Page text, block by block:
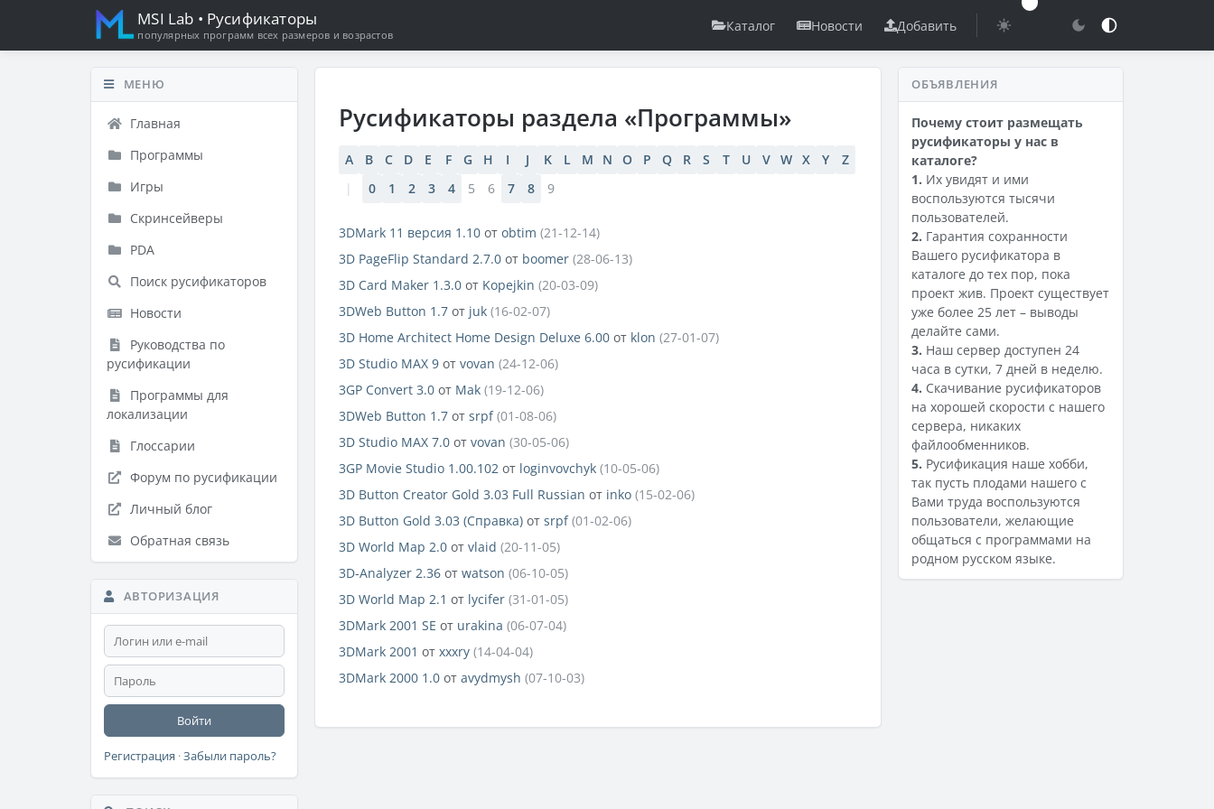
MSI Lab • Русификаторы
популярных программ всех размеров и возрастов
Каталог Новости Добавить
МЕНЮ
Главная
Программы
Игры
Скринсейверы
PDA
Поиск русификаторов
Новости
Руководства по
русификации
Программы для
локализации
Глоссарии
Форум по русификации
Личный блог
Обратная связь
АВТОРИЗАЦИЯ
Войти
Регистрация ·Забыли пароль?
Русификаторы раздела «Программы»
A B C D E F G H I J K L M N O P Q R S T U V W X Y
Z
|
0 1 2 3 4 5 6 7 8 9
3DMark 11 версия 1.10 от obtim (21-12-14)
3D PageFlip Standard 2.7.0 от boomer (28-06-13)
3D Card Maker 1.3.0 от Kopejkin (20-03-09)
3DWeb Button 1.7 от juk (16-02-07)
3D Home Architect Home Design Deluxe 6.00 от klon (27-01-07)
3D Studio MAX 9 от vovan (24-12-06)
3GP Convert 3.0 от Mak (19-12-06)
3DWeb Button 1.7 от srpf (01-08-06)
3D Studio MAX 7.0 от vovan (30-05-06)
3GP Movie Studio 1.00.102 от loginvovchyk (10-05-06)
3D Button Creator Gold 3.03 Full Russian от inko (15-02-06)
3D Button Gold 3.03 (Справка) от srpf (01-02-06)
3D World Map 2.0 от vlaid (20-11-05)
3D-Analyzer 2.36 от watson (06-10-05)
3D World Map 2.1 от lycifer (31-01-05)
3DMark 2001 SE от urakina (06-07-04)
3DMark 2001 от xxxry (14-04-04)
3DMark 2000 1.0 от avydmysh (07-10-03)
ОБЪЯВЛЕНИЯ
Почему стоит размещать
русификаторы у нас в
каталоге?
1. Их увидят и ими
воспользуются тысячи
пользователей.
2. Гарантия сохранности
Вашего русификатора в
каталоге до тех пор, пока
проект жив. Проект существует
уже более 25 лет – выводы
делайте сами.
3. Наш сервер доступен 24
часа в сутки, 7 дней в неделю.
4. Скачивание русификаторов
на хорошей скорости с нашего
сервера, никаких
файлообменников.
5. Русификация наше хобби,
так пусть плодами нашего с
Вами труда воспользуются
пользователи, желающие
общаться с программами на
родном русском языке.